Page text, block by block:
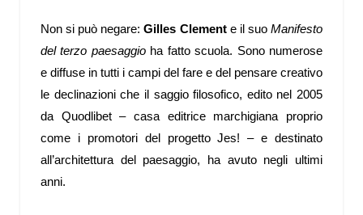
Non si può negare:Gilles Clemente il suoManifesto
del terzo paesaggioha fatto scuola. Sono numerose
e diffuse in tutti i campi del fare e del pensare creativo
le declinazioni che il saggio filosofico, edito nel 2005
da Quodlibet – casa editrice marchigiana proprio
come i promotori del progetto Jes! – e destinato
all’architettura del paesaggio, ha avuto negli ultimi
anni.